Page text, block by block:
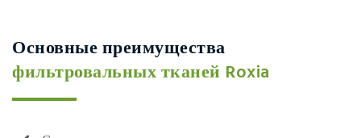
Основные преимущества
фильтровальных тканей Roxia